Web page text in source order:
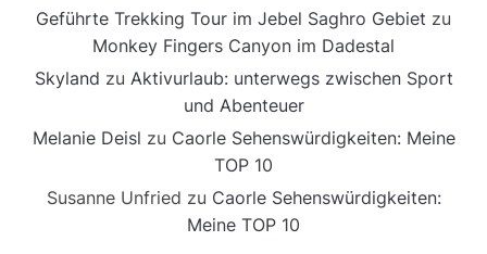
Geführte Trekking Tour im Jebel Saghro Gebiet zu
Monkey Fingers Canyon im Dadestal
Skyland zu Aktivurlaub: unterwegs zwischen Sport
und Abenteuer
Melanie Deisl zu Caorle Sehenswürdigkeiten: Meine
TOP 10
Susanne Unfried zu Caorle Sehenswürdigkeiten:
Meine TOP 10